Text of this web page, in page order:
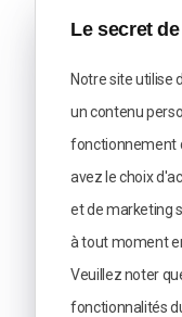
Saison
Table-
avril 2026
Le secret
Notre site utilise
un contenu
fonctionnement
avez le choix
et de marketing
à tout moment
Veuillez noter
fonctionnalités